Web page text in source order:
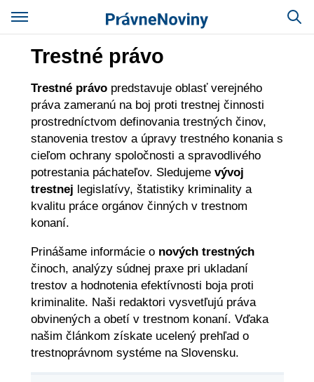
Trestné právo
Trestné právopredstavuje oblasť verejného
práva zameranú na boj proti trestnej činnosti
prostredníctvom definovania trestných činov,
stanovenia trestov a úpravy trestného konania s
cieľom ochrany spoločnosti a spravodlivého
potrestania páchateľov. Sledujeme vývoj
trestnej legislatívy, štatistiky kriminality a
kvalitu práce orgánov činných v trestnom
konaní.
Prinášame informácie o nových trestných
činoch, analýzy súdnej praxe pri ukladaní
trestov a hodnotenia efektívnosti boja proti
kriminalite. Naši redaktori vysvetľujú práva
obvinených a obetí v trestnom konaní. Vďaka
našim článkom získate ucelený prehľad o
trestnoprávnom systéme na Slovensku.